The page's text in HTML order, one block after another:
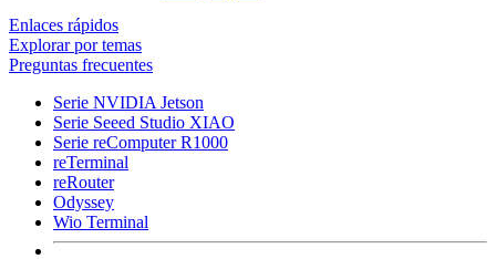
Enlaces rápidos
Explorar por temas
Preguntas frecuentes
Serie NVIDIA Jetson
Serie Seeed Studio XIAO
Serie reComputer R1000
reTerminal
reRouter
Odyssey
Wio Terminal